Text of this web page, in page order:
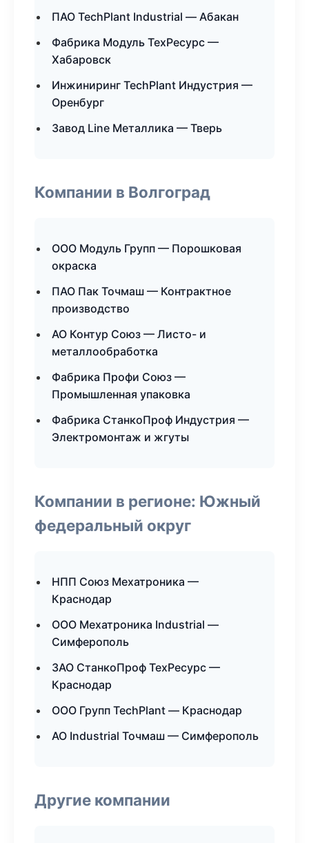
ПАО TechPlant Industrial — Абакан
Фабрика Модуль ТехРесурс —
Хабаровск
Инжиниринг TechPlant Индустрия —
Оренбург
Завод Line Металлика — Тверь
Компании в Волгоград
ООО Модуль Групп — Порошковая
окраска
ПАО Пак Точмаш — Контрактное
производство
АО Контур Союз — Листо- и
металлообработка
Фабрика Профи Союз —
Промышленная упаковка
Фабрика СтанкоПроф Индустрия —
Электромонтаж и жгуты
Компании в регионе: Южный
федеральный округ
НПП Союз Мехатроника —
Краснодар
ООО Мехатроника Industrial —
Симферополь
ЗАО СтанкоПроф ТехРесурс —
Краснодар
ООО Групп TechPlant — Краснодар
АО Industrial Точмаш — Симферополь
Другие компании